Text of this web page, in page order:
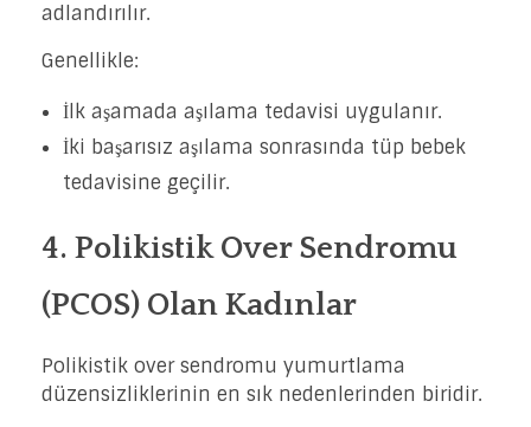
adlandırılır.
Genellikle:
İlk aşamada aşılama tedavisi uygulanır.
İki başarısız aşılama sonrasında tüp bebek
tedavisine geçilir.
4. Polikistik Over Sendromu
(PCOS) Olan Kadınlar
Polikistik over sendromu yumurtlama
düzensizliklerinin en sık nedenlerinden biridir.